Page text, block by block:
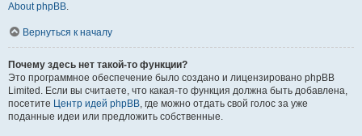
About phpBB.
Вернуться к началу
Почему здесь нет такой-то функции?
Это программное обеспечение было создано и лицензировано phpBB
Limited. Если вы считаете, что какая-то функция должна быть добавлена,
посетите Центр идей phpBB, где можно отдать свой голос за уже
поданные идеи или предложить собственные.